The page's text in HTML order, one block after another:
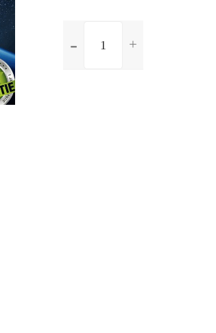
Schaltgetriebe